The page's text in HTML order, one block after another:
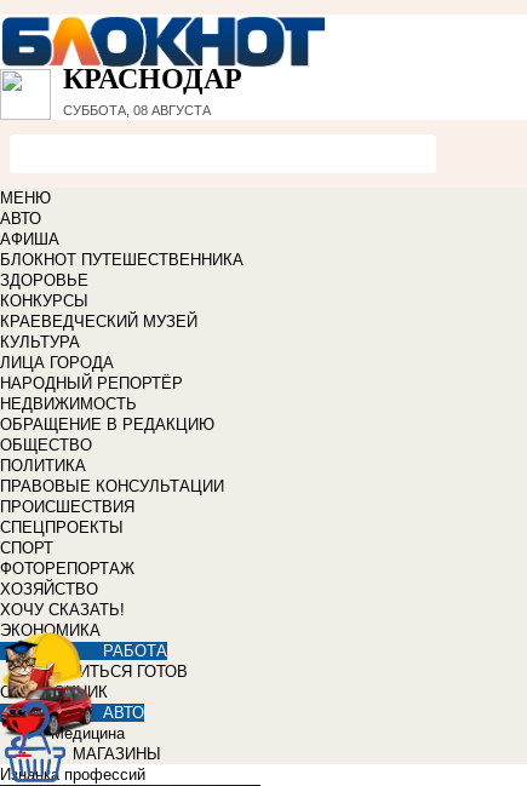
КРАСНОДАР
СУББОТА, 08 АВГУСТА
МЕНЮ
АВТО
АФИША
БЛОКНОТ ПУТЕШЕСТВЕННИКА
ЗДОРОВЬЕ
КОНКУРСЫ
КРАЕВЕДЧЕСКИЙ МУЗЕЙ
КУЛЬТУРА
ЛИЦА ГОРОДА
НАРОДНЫЙ РЕПОРТЁР
НЕДВИЖИМОСТЬ
ОБРАЩЕНИЕ В РЕДАКЦИЮ
ОБЩЕСТВО
ПОЛИТИКА
ПРАВОВЫЕ КОНСУЛЬТАЦИИ
ПРОИСШЕСТВИЯ
СПЕЦПРОЕКТЫ
СПОРТ
ФОТОРЕПОРТАЖ
ХОЗЯЙСТВО
ХОЧУ СКАЗАТЬ!
ЭКОНОМИКА
РАБОТА
УЧИТЬСЯ ГОТОВ
СПРАВОЧНИК
АВТО
Медицина
МАГАЗИНЫ
Изнанка профессий